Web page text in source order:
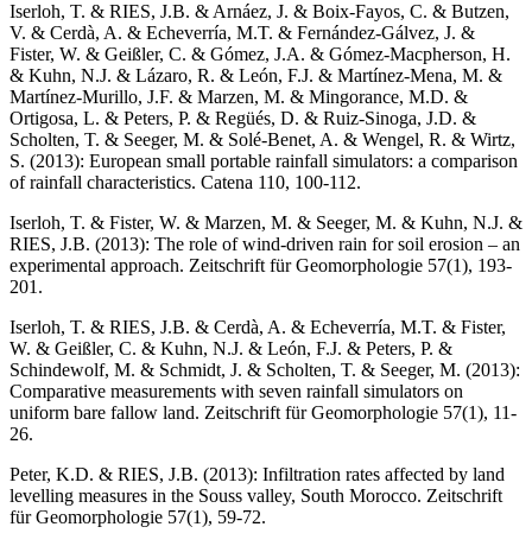
Iserloh, T. & RIES, J.B. & Arnáez, J. & Boix-Fayos, C. & Butzen,
V. & Cerdà, A. & Echeverría, M.T. & Fernández-Gálvez, J. &
Fister, W. & Geißler, C. & Gómez, J.A. & Gómez-Macpherson, H.
& Kuhn, N.J. & Lázaro, R. & León, F.J. & Martínez-Mena, M. &
Martínez-Murillo, J.F. & Marzen, M. & Mingorance, M.D. &
Ortigosa, L. & Peters, P. & Regüés, D. & Ruiz-Sinoga, J.D. &
Scholten, T. & Seeger, M. & Solé-Benet, A. & Wengel, R. & Wirtz,
S. (2013): European small portable rainfall simulators: a comparison
of rainfall characteristics. Catena 110, 100-112.
Iserloh, T. & Fister, W. & Marzen, M. & Seeger, M. & Kuhn, N.J. &
RIES, J.B. (2013): The role of wind-driven rain for soil erosion – an
experimental approach. Zeitschrift für Geomorphologie 57(1), 193-
201.
Iserloh, T. & RIES, J.B. & Cerdà, A. & Echeverría, M.T. & Fister,
W. & Geißler, C. & Kuhn, N.J. & León, F.J. & Peters, P. &
Schindewolf, M. & Schmidt, J. & Scholten, T. & Seeger, M. (2013):
Comparative measurements with seven rainfall simulators on
uniform bare fallow land. Zeitschrift für Geomorphologie 57(1), 11-
26.
Peter, K.D. & RIES, J.B. (2013): Infiltration rates affected by land
levelling measures in the Souss valley, South Morocco. Zeitschrift
für Geomorphologie 57(1), 59-72.